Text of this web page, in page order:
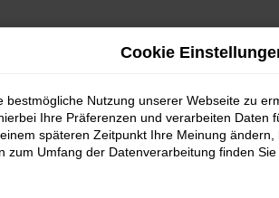
Cookie
bestmögliche Nutzung unserer Webseite zu
Ihre Präferenzen und verarbeiten Daten
späteren Zeitpunkt Ihre Meinung
zum Umfang der Datenverarbeitung finden Sie